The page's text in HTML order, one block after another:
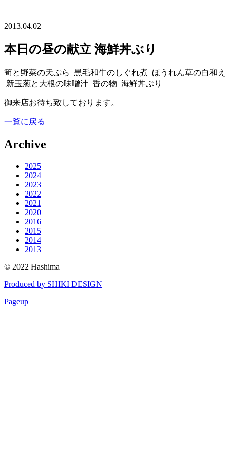
2013.04.02
本日の昼の献立 海鮮丼ぶり
筍と野菜の天ぷら 黒毛和牛のしぐれ煮 ほうれん草の白和え
新玉葱と大根の味噌汁 香の物 海鮮丼ぶり
御来店お待ち致しております。
一覧に戻る
Archive
2025
2024
2023
2022
2021
2020
2016
2015
2014
2013
© 2022 Hashima
Produced by SHIKI DESIGN
Pageup